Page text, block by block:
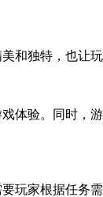
和独特，也让
体验。同时，
玩家根据任务